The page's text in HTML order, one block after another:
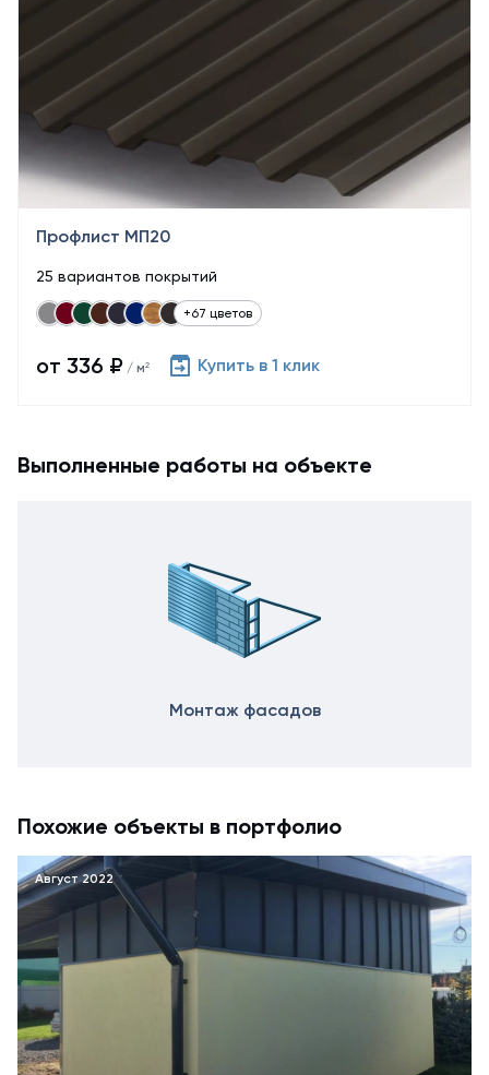
Профлист МП20
25 вариантов покрытий
+67 цветов
от 336 ₽ / м² Купить в 1 клик
Выполненные работы на объекте
Монтаж фасадов
Похожие объекты в портфолио
Август 2022